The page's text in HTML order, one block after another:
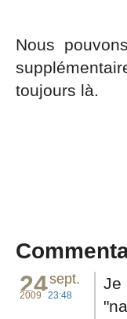
Nous
toujours là.
24sept.
2009 23:48